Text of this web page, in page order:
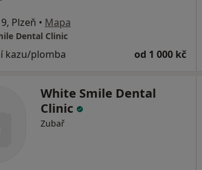
Plzeň • Mapa
Dental Clinic
kazu/plomba od 1 000 kč
White Smile Dental
Clinic
Zubař